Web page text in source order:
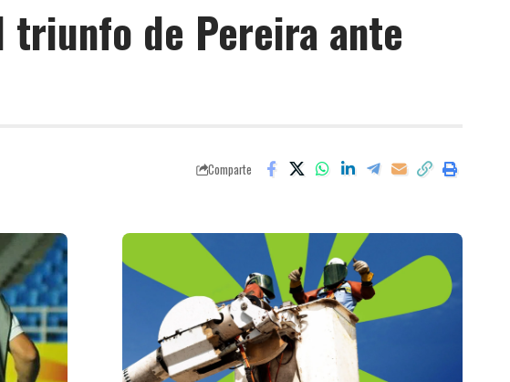
triunfo de Pereira ante
Comparte